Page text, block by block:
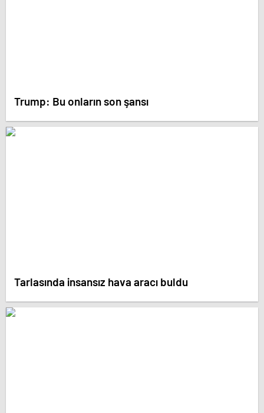
Trump: Bu onların son şansı
Tarlasında insansız hava aracı buldu